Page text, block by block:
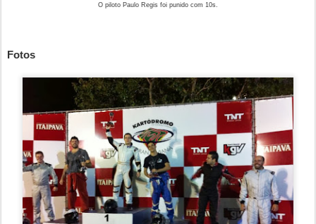
O piloto Paulo Regis foi punido com 10s.
Fotos